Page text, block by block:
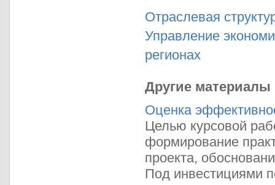
Отраслевая
Управление
регионах
Другие материалы
Оценка
Целью курсовой
формирование
проекта,
Под инвестициями